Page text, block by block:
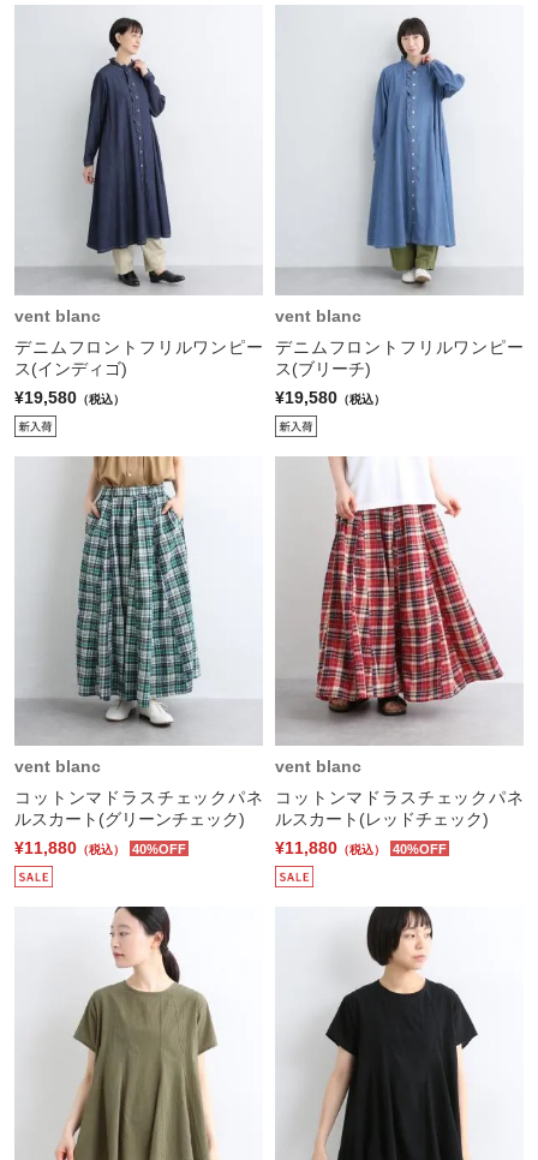
vent blanc
デニムフロントフリルワンピー
ス(インディゴ)
¥19,580 （税込）
vent blanc
デニムフロントフリルワンピー
ス(ブリーチ)
¥19,580 （税込）
vent blanc
コットンマドラスチェックパネ
ルスカート(グリーンチェック)
¥11,880 （税込） 40%OFF
vent blanc
コットンマドラスチェックパネ
ルスカート(レッドチェック)
¥11,880 （税込） 40%OFF